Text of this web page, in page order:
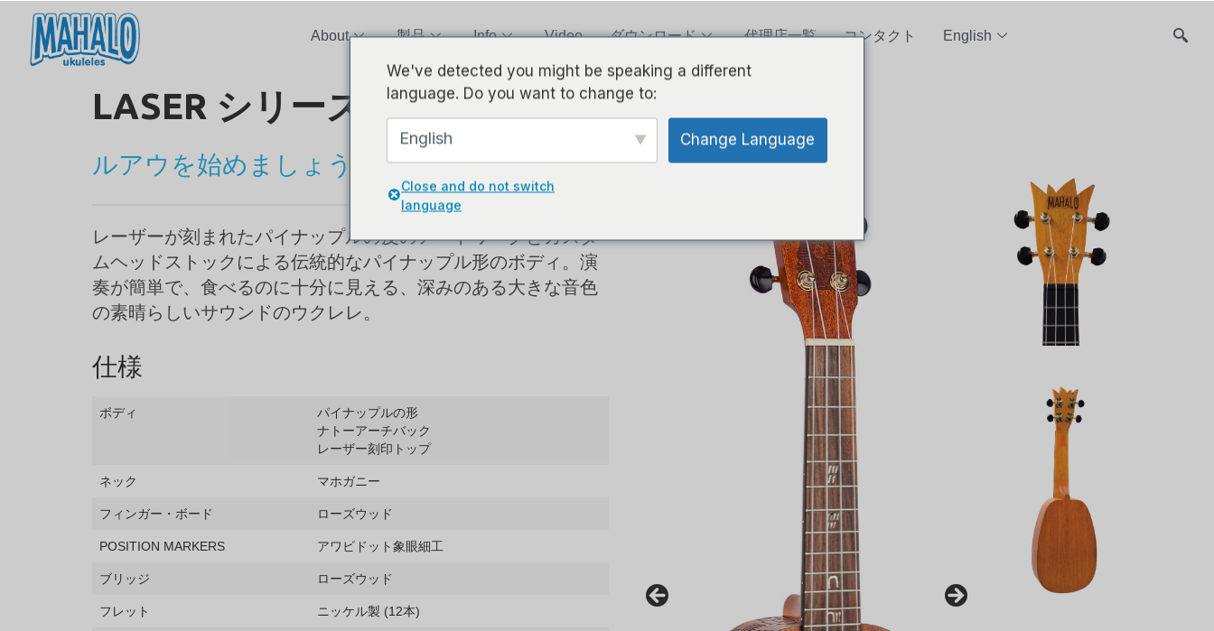
About 製品 Info Video ダウンロード 代理店一覧 コンタクト English
LASER シリーズ
ルアウを始めましょう！
レーザーが刻まれたパイナップルの皮のアートワークとカスタ
ムヘッドストックによる伝統的なパイナップル形のボディ。演
奏が簡単で、食べるのに十分に見える、深みのある大きな音色
の素晴らしいサウンドのウクレレ。
仕様
ボディ
パイナップルの形
ナトーアーチバック
レーザー刻印トップ
ネック マホガニー
フィンガー・ボード ローズウッド
POSITION MARKERS アワビドット象眼細工
ブリッジ ローズウッド
フレット ニッケル製 (12本)
We've detected you might be speaking a different
language. Do you want to change to:
English Change Language
Close and do not switch
language